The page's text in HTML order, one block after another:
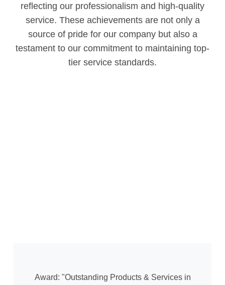
reflecting our professionalism and high-quality
service. These achievements are not only a
source of pride for our company but also a
testament to our commitment to maintaining top-
tier service standards.
Award: "Outstanding Products & Services in